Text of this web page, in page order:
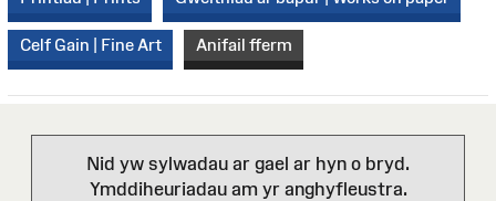
Celf Gain | Fine Art Anifail fferm
Nid yw sylwadau ar gael ar hyn o bryd.
Ymddiheuriadau am yr anghyfleustra.